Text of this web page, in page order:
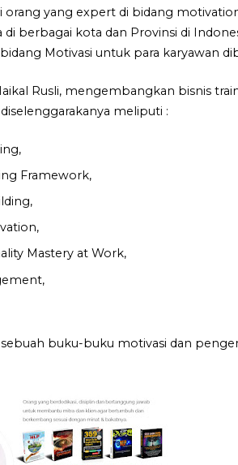
orang yang expert di bidang
di berbagai kota dan Provinsi di
Motivasi untuk para karyawan
Rusli, mengembangkan bisnis
meliputi :
Framework,
Mastery at Work,
sebuah buku-buku motivasi dan